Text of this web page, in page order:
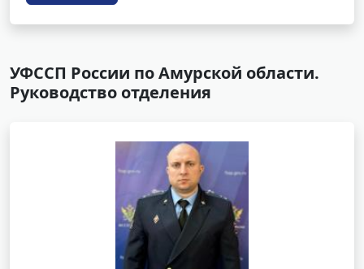
УФССП России по Амурской области.
Руководство отделения